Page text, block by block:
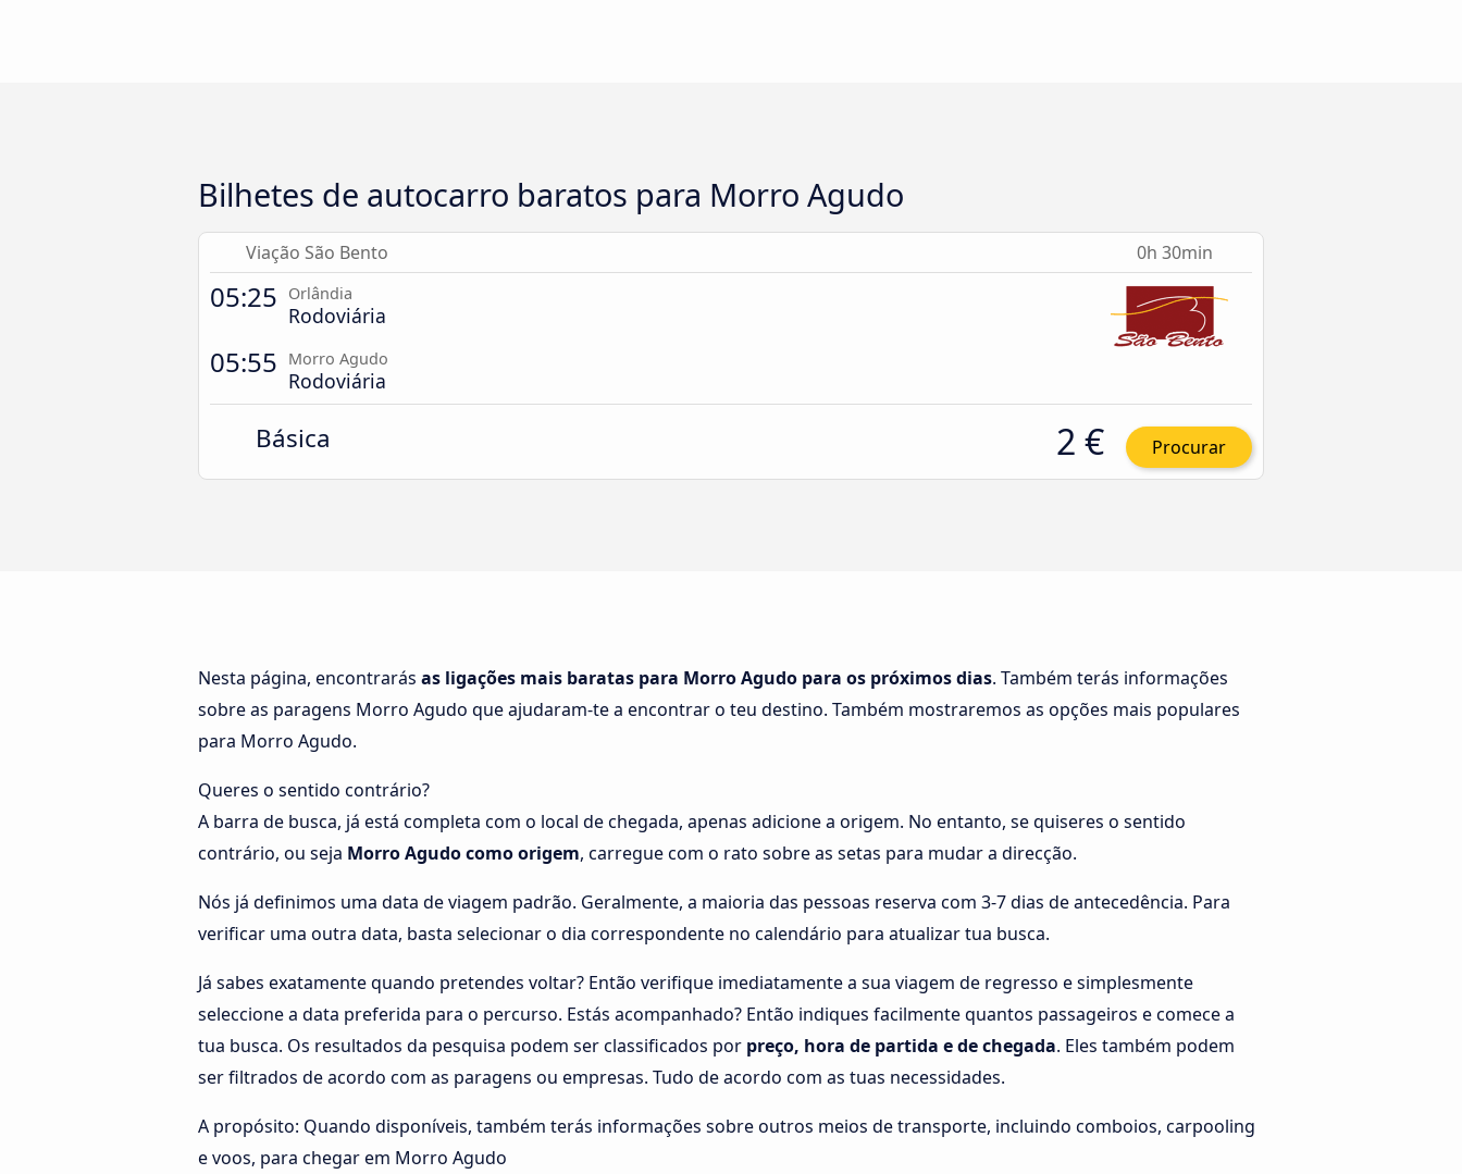
Bilhetes de autocarro baratos para Morro Agudo
Viação São Bento 0h 30min
05:25 Orlândia
Rodoviária
05:55 Morro Agudo
Rodoviária
Básica 2 € Procurar
Nesta página, encontrarás as ligações mais baratas para Morro Agudo para os próximos dias. Também terás informações
sobre as paragens Morro Agudo que ajudaram-te a encontrar o teu destino. Também mostraremos as opções mais populares
para Morro Agudo.
Queres o sentido contrário?
A barra de busca, já está completa com o local de chegada, apenas adicione a origem. No entanto, se quiseres o sentido
contrário, ou seja Morro Agudo como origem, carregue com o rato sobre as setas para mudar a direcção.
Nós já definimos uma data de viagem padrão. Geralmente, a maioria das pessoas reserva com 3-7 dias de antecedência. Para
verificar uma outra data, basta selecionar o dia correspondente no calendário para atualizar tua busca.
Já sabes exatamente quando pretendes voltar? Então verifique imediatamente a sua viagem de regresso e simplesmente
seleccione a data preferida para o percurso. Estás acompanhado? Então indiques facilmente quantos passageiros e comece a
tua busca. Os resultados da pesquisa podem ser classificados por preço, hora de partida e de chegada. Eles também podem
ser filtrados de acordo com as paragens ou empresas. Tudo de acordo com as tuas necessidades.
A propósito: Quando disponíveis, também terás informações sobre outros meios de transporte, incluindo comboios, carpooling
e voos, para chegar em Morro Agudo